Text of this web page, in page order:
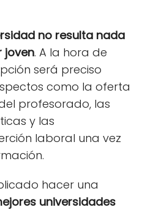
no resulta nada
joven. A la hora de
será preciso
como la oferta
profesorado, las
y las
laboral una vez
hacer una
universidades